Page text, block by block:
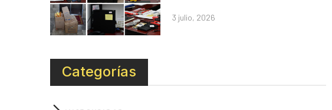
3 julio, 2026
Categorías